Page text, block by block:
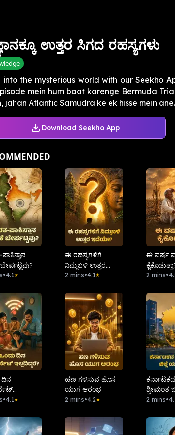
ಉತ್ತರ ಸಿಗದ ರಹಸ್ಯಗಳು
into the mysterious world with our Seekho
mein hum baat karenge Bermuda
jahan Atlantic Samudra ke ek hisse mein
Download Seekho App
•4.1★
ಈ ರಹಸ್ಯಗಳಿಗೆ
ನಿಮ್ಮಬಳಿ ಉತ್ತರ
ಇದೆಯೇ?
2 mins•4.1★
ಈ ವರ್ಷ
2 mins•
ದಿನ
•4.1★
ಹಣ ಗಳಿಸುವ ಹೊಸ
ಯುಗ ಆರಂಭ
2 mins•4.2★
ಶ್ರೀಮಂತ
ಯಾವುದು?
2 mins•